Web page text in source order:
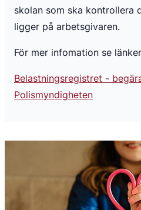
skolan som ska kontrollera
ligger på arbetsgivaren.
För mer infomation se
Belastningsregistret -
Polismyndigheten